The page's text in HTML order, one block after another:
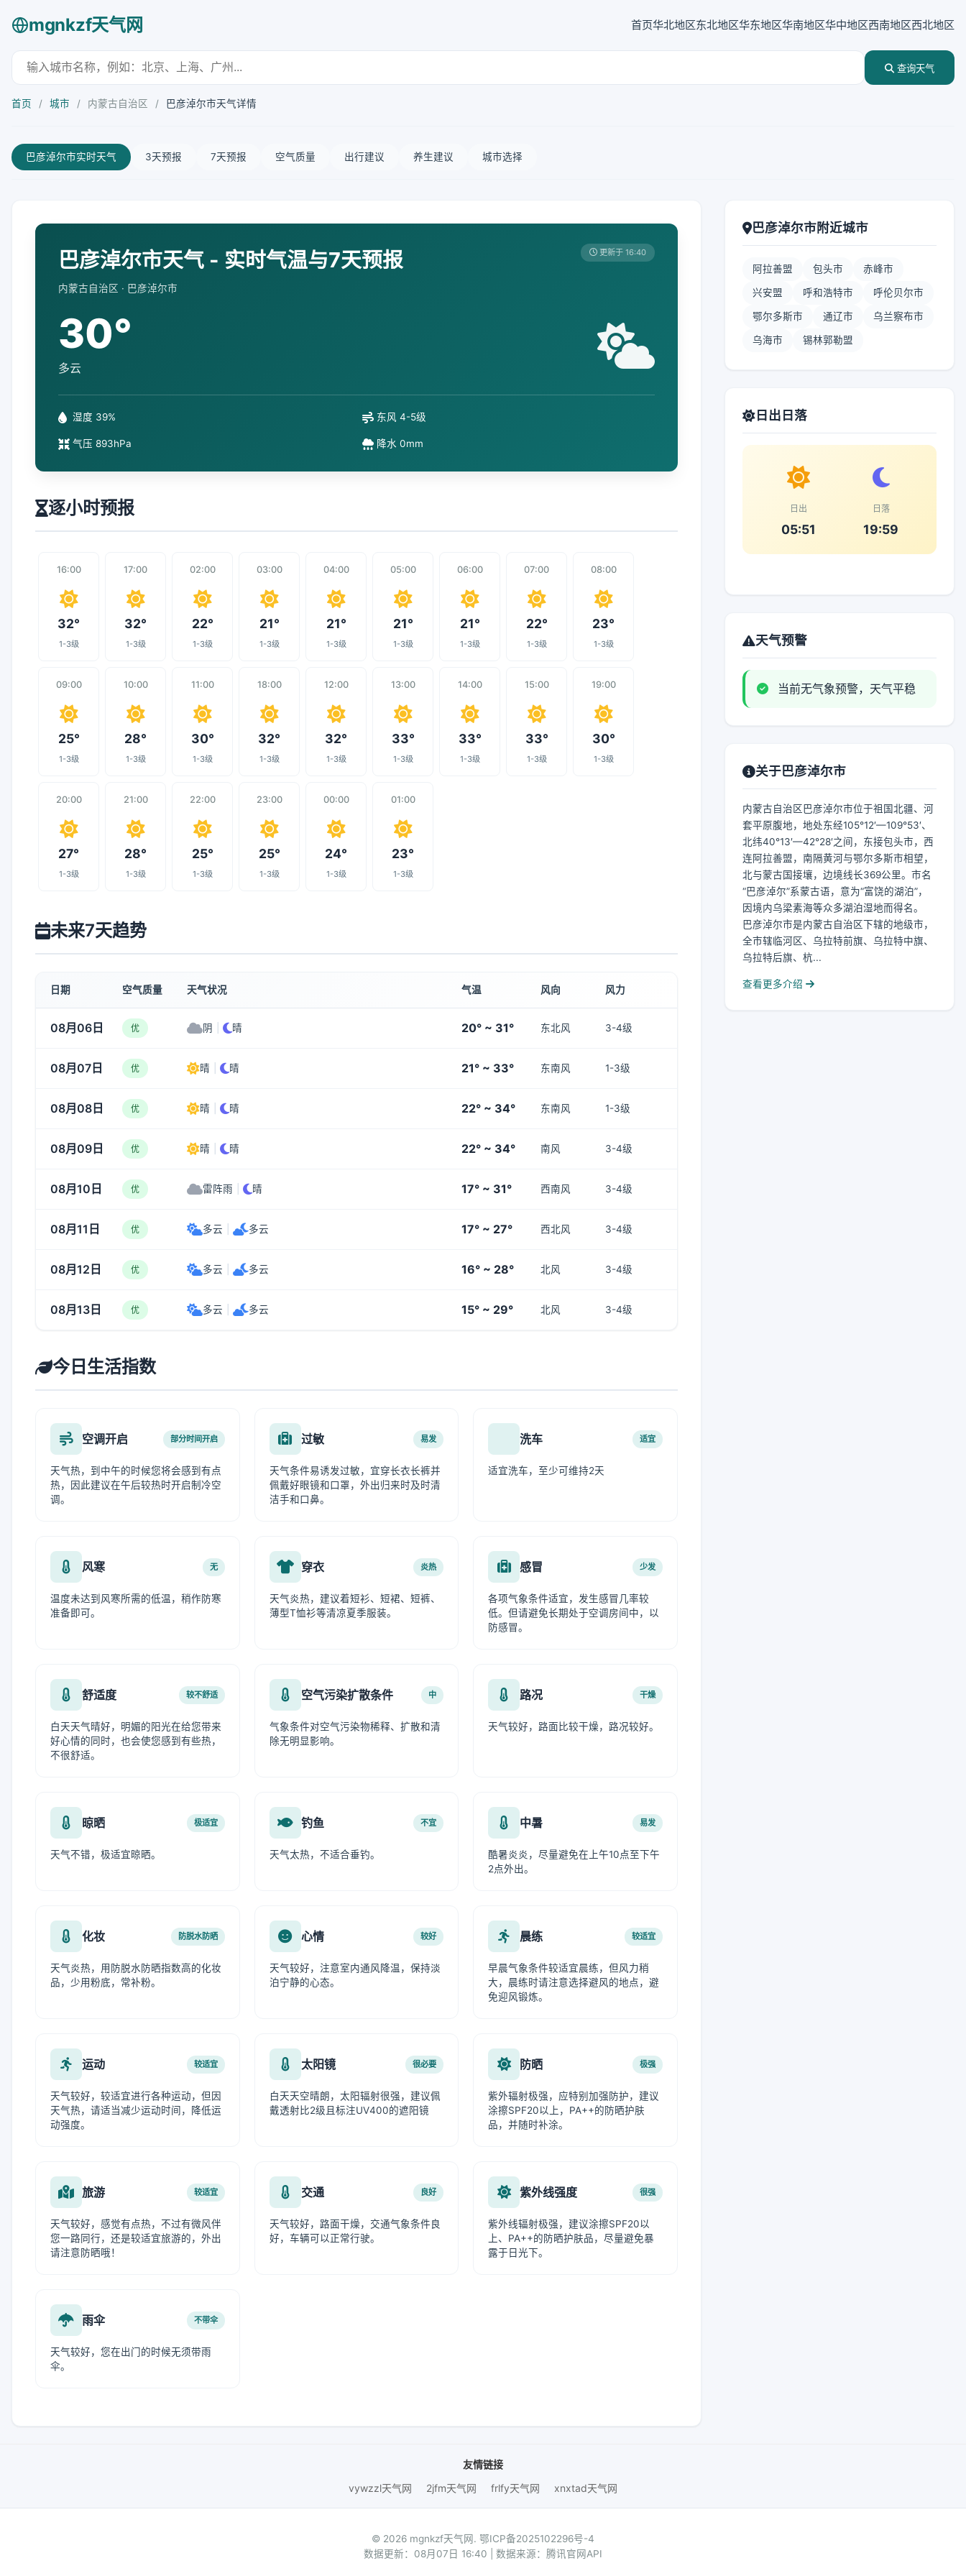
mgnkzf天气网 首页华北地区东北地区华东地区华南地区华中地区西南地区西北地区
查询天气
首页 / 城市 / 内蒙古自治区 / 巴彦淖尔市天气详情
巴彦淖尔市实时天气 3天预报 7天预报 空气质量 出行建议 养生建议 城市选择
巴彦淖尔市天气 - 实时气温与7天预报
内蒙古自治区 · 巴彦淖尔市
更新于 16:40
30°
多云
湿度 39% 东风 4-5级
气压 893hPa 降水 0mm
逐小时预报
16:00
32°
1-3级
17:00
32°
1-3级
02:00
22°
1-3级
03:00
21°
1-3级
04:00
21°
1-3级
05:00
21°
1-3级
06:00
21°
1-3级
07:00
22°
1-3级
08:00
23°
1-3级
09:00
25°
1-3级
10:00
28°
1-3级
11:00
30°
1-3级
18:00
32°
1-3级
12:00
32°
1-3级
13:00
33°
1-3级
14:00
33°
1-3级
15:00
33°
1-3级
19:00
30°
1-3级
20:00
27°
1-3级
21:00
28°
1-3级
22:00
25°
1-3级
23:00
25°
1-3级
00:00
24°
1-3级
01:00
23°
1-3级
未来7天趋势
日期 空气质量 天气状况 气温 风向 风力
08月06日 优 阴 晴 20° ~ 31° 东北风 3-4级
08月07日 优 晴 晴 21° ~ 33° 东南风 1-3级
08月08日 优 晴 晴 22° ~ 34° 东南风 1-3级
08月09日 优 晴 晴 22° ~ 34° 南风 3-4级
08月10日 优 雷阵雨 晴 17° ~ 31° 西南风 3-4级
08月11日 优 多云 多云 17° ~ 27° 西北风 3-4级
08月12日 优 多云 多云 16° ~ 28° 北风 3-4级
08月13日 优 多云 多云 15° ~ 29° 北风 3-4级
今日生活指数
空调开启 部分时间开启
天气热，到中午的时候您将会感到有点
热，因此建议在午后较热时开启制冷空
调。
过敏 易发
天气条件易诱发过敏，宜穿长衣长裤并
佩戴好眼镜和口罩，外出归来时及时清
洁手和口鼻。
洗车 适宜
适宜洗车，至少可维持2天
风寒 无
温度未达到风寒所需的低温，稍作防寒
准备即可。
穿衣 炎热
天气炎热，建议着短衫、短裙、短裤、
薄型T恤衫等清凉夏季服装。
感冒 少发
各项气象条件适宜，发生感冒几率较
低。但请避免长期处于空调房间中，以
防感冒。
舒适度 较不舒适
白天天气晴好，明媚的阳光在给您带来
好心情的同时，也会使您感到有些热，
不很舒适。
空气污染扩散条件 中
气象条件对空气污染物稀释、扩散和清
除无明显影响。
路况 干燥
天气较好，路面比较干燥，路况较好。
晾晒 极适宜
天气不错，极适宜晾晒。
钓鱼 不宜
天气太热，不适合垂钓。
中暑 易发
酷暑炎炎，尽量避免在上午10点至下午
2点外出。
化妆 防脱水防晒
天气炎热，用防脱水防晒指数高的化妆
品，少用粉底，常补粉。
心情 较好
天气较好，注意室内通风降温，保持淡
泊宁静的心态。
晨练 较适宜
早晨气象条件较适宜晨练，但风力稍
大，晨练时请注意选择避风的地点，避
免迎风锻炼。
运动 较适宜
天气较好，较适宜进行各种运动，但因
天气热，请适当减少运动时间，降低运
动强度。
太阳镜 很必要
白天天空晴朗，太阳辐射很强，建议佩
戴透射比2级且标注UV400的遮阳镜
防晒 极强
紫外辐射极强，应特别加强防护，建议
涂擦SPF20以上，PA++的防晒护肤
品，并随时补涂。
旅游 较适宜
天气较好，感觉有点热，不过有微风伴
您一路同行，还是较适宜旅游的，外出
请注意防晒哦！
交通 良好
天气较好，路面干燥，交通气象条件良
好，车辆可以正常行驶。
紫外线强度 很强
紫外线辐射极强，建议涂擦SPF20以
上、PA++的防晒护肤品，尽量避免暴
露于日光下。
雨伞 不带伞
天气较好，您在出门的时候无须带雨
伞。
巴彦淖尔市附近城市
阿拉善盟 包头市 赤峰市
兴安盟 呼和浩特市 呼伦贝尔市
鄂尔多斯市 通辽市 乌兰察布市
乌海市 锡林郭勒盟
日出日落
日出
05:51
日落
19:59
天气预警
当前无气象预警，天气平稳
关于巴彦淖尔市
内蒙古自治区巴彦淖尔市位于祖国北疆、河
套平原腹地，地处东经105°12′—109°53′、
北纬40°13′—42°28′之间，东接包头市，西
连阿拉善盟，南隔黄河与鄂尔多斯市相望，
北与蒙古国接壤，边境线长369公里。市名
“巴彦淖尔”系蒙古语，意为“富饶的湖泊”，
因境内乌梁素海等众多湖泊湿地而得名。
巴彦淖尔市是内蒙古自治区下辖的地级市，
全市辖临河区、乌拉特前旗、乌拉特中旗、
乌拉特后旗、杭...
查看更多介绍
友情链接
vywzzl天气网
2jfm天气网 frlfy天气网 xnxtad天气网
© 2026 mgnkzf天气网. 鄂ICP备2025102296号-4
数据更新：08月07日 16:40 | 数据来源：腾讯官网API